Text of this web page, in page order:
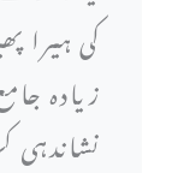
کی ہیرا
زیادہ